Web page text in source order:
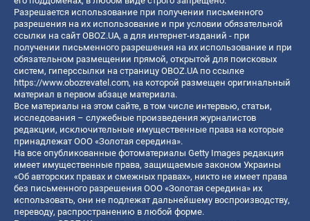
Разрешается использование при получении письменного
разрешения на их использование и при условии обязательной
ссылки на сайт OBOZ.UA, а для интернет-изданий - при
получении письменного разрешения на их использование и при
обязательном размещении прямой, открытой для поисковых
систем, гиперссылки на страницу OBOZ.UA по ссылке
https://www.obozrevatel.com, на которой размещен оригинальный
материал в первом абзаце материала.
Все материалы на этом сайте, в том числе интервью, статьи,
исследования – служебные произведения журналистов
редакции, исключительные имущественные права на которые
принадлежат ООО «Золотая середина».
На все опубликованные фотоматериалы Getty Images редакция
имеет имущественные права, защищаемые законом Украины
«Об авторских правах и смежных правах», никто не имеет права
без письменного разрешения ООО «Золотая середина» их
использовать, они не подлежат дальнейшему воспроизводству,
переводу, распространению в любой форме.